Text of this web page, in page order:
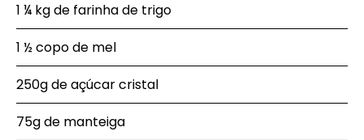
1 ¼ kg de farinha de trigo
1 ½ copo de mel
250g de açúcar cristal
75g de manteiga